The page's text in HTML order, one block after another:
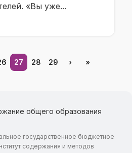
«Вы уже...
27 28 29 › »
общего образования
государственное бюджетное
содержания и методов